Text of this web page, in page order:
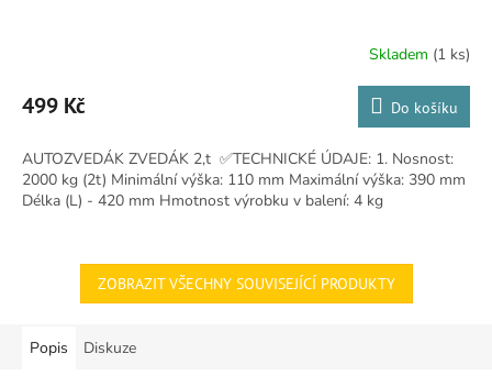
produktu
je
z
5
hvězdiček.
Skladem (1 ks)
499 Kč Do košíku
AUTOZVEDÁK ZVEDÁK 2,t ✅TECHNICKÉ ÚDAJE: 1. Nosnost:
2000 kg (2t) Minimální výška: 110 mm Maximální výška: 390 mm
Délka (L) - 420 mm Hmotnost výrobku v balení: 4 kg
ZOBRAZIT VŠECHNY SOUVISEJÍCÍ PRODUKTY
Popis Diskuze